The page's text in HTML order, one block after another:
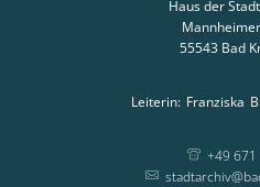
Haus der
55543 Bad
Leiterin: Franziska
+49 671